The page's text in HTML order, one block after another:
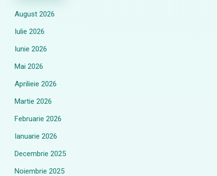
August 2026
Iulie 2026
Iunie 2026
Mai 2026
Aprilieie 2026
Martie 2026
Februarie 2026
Ianuarie 2026
Decembrie 2025
Noiembrie 2025